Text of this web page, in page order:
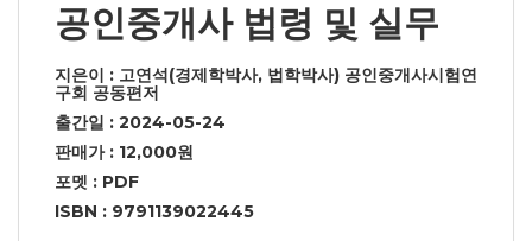
공인중개사 법령 및 실무
지은이 : 고연석(경제학박사, 법학박사) 공인중개사시험연
구회 공동편저
출간일 : 2024-05-24
판매가 : 12,000원
포멧 : PDF
ISBN : 9791139022445